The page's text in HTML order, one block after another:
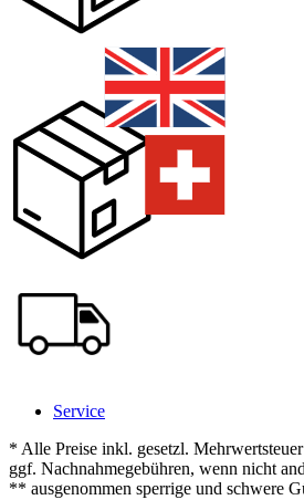
Service
* Alle Preise inkl. gesetzl.
ggf. Nachnahmegebühren, wenn nicht
** ausgenommen sperrige und schwere